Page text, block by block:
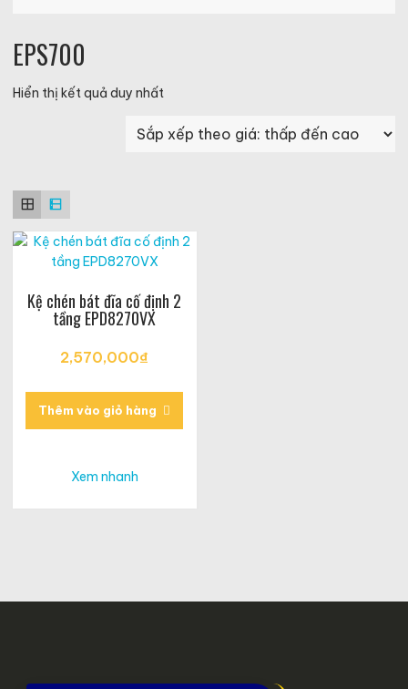
EPS700
Hiển thị kết quả duy nhất
Kệ chén bát đĩa cố định 2
tầng EPD8270VX
2,570,000₫
Thêm vào giỏ hàng
Xem nhanh